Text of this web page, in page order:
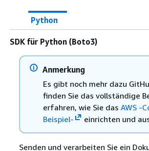
Python
SDK für Python (Boto3)
Anmerkung
Es gibt noch mehr dazu
finden Sie das vollständige
erfahren, wie Sie das AWS -
Beispiel-
einrichten und
Senden und verarbeiten Sie ein